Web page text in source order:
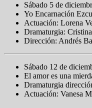
Sábado 5 de
Yo Encarnación
Actuación: Lorena
Dramaturgia:
Dirección: Andrés
Sábado 12 de
El amor es una
Dramaturgia
Actuación: Vanesa